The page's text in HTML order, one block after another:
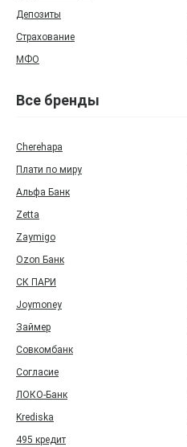
Депозиты
Страхование
МФО
Все бренды
Cherehapa
Плати по миру
Альфа Банк
Zetta
Zaymigo
Ozon Банк
СК ПАРИ
Joymoney
Займер
Совкомбанк
Согласие
ЛОКО-Банк
Krediska
495 кредит